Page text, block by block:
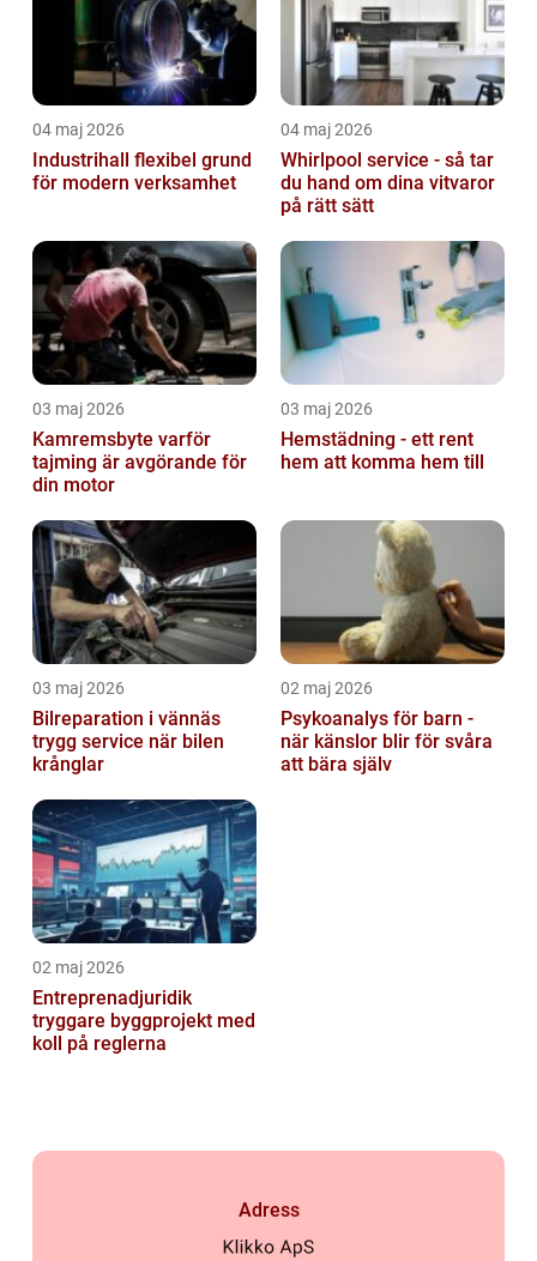
04 maj 2026
Industrihall flexibel grund
för modern verksamhet
04 maj 2026
Whirlpool service - så tar
du hand om dina vitvaror
på rätt sätt
03 maj 2026
Kamremsbyte varför
tajming är avgörande för
din motor
03 maj 2026
Hemstädning - ett rent
hem att komma hem till
03 maj 2026
Bilreparation i vännäs
trygg service när bilen
krånglar
02 maj 2026
Psykoanalys för barn -
när känslor blir för svåra
att bära själv
02 maj 2026
Entreprenadjuridik
tryggare byggprojekt med
koll på reglerna
Adress